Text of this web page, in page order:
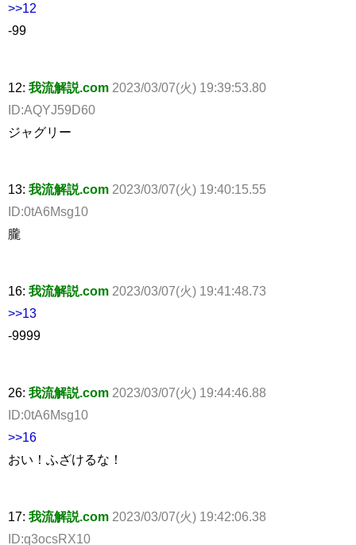
>>12
-99
12: 我流解説.com 2023/03/07(火) 19:39:53.80
ID:AQYJ59D60
ジャグリー
13: 我流解説.com 2023/03/07(火) 19:40:15.55
ID:0tA6Msg10
朧
16: 我流解説.com 2023/03/07(火) 19:41:48.73
>>13
-9999
26: 我流解説.com 2023/03/07(火) 19:44:46.88
ID:0tA6Msg10
>>16
おい！ふざけるな！
17: 我流解説.com 2023/03/07(火) 19:42:06.38
ID:q3ocsRX10